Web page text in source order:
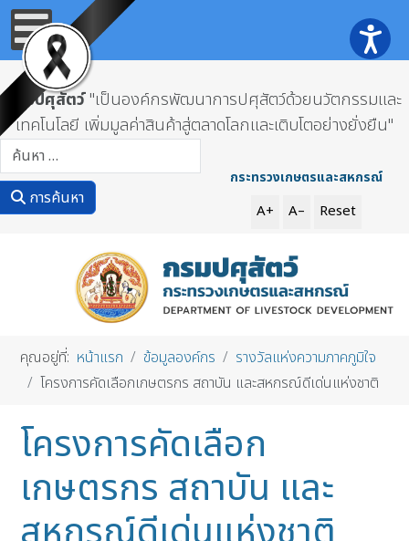
กรมปศุสัตว์"เป็นองค์กรพัฒนาการปศุสัตว์ด้วยนวัตกรรมและ
เทคโนโลยี เพิ่มมูลค่าสินค้าสู่ตลาดโลกและเติบโตอย่างยั่งยืน"
การค้นหา
กระทรวงเกษตรและสหกรณ์
A+ A– Reset
คุณอยู่ที่: หน้าแรก ข้อมูลองค์กร
รางวัลแห่งความภาคภูมิใจ
โครงการคัดเลือกเกษตรกร สถาบัน และสหกรณ์ดีเด่นแห่งชาติ
โครงการคัดเลือก
เกษตรกร สถาบัน และ